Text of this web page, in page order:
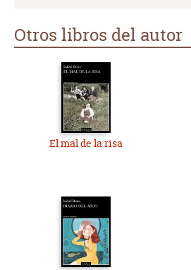
Otros libros del autor
El mal de la risa